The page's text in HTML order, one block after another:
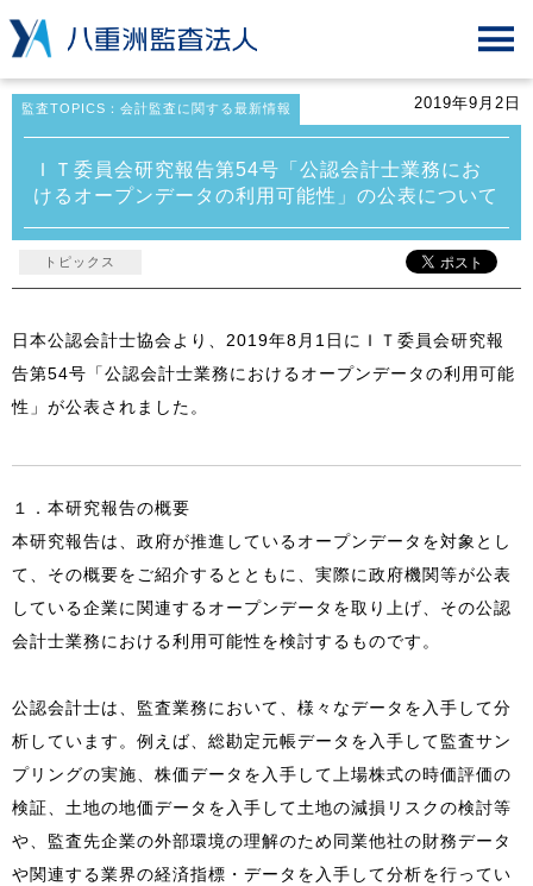
監査TOPICS：会計監査に関する最新情報 2019年9月2日
ＩＴ委員会研究報告第54号「公認会計士業務にお
けるオープンデータの利用可能性」の公表について
トピックス
日本公認会計士協会より、2019年8月1日にＩＴ委員会研究報
告第54号「公認会計士業務におけるオープンデータの利用可能
性」が公表されました。
１．本研究報告の概要
本研究報告は、政府が推進しているオープンデータを対象とし
て、その概要をご紹介するとともに、実際に政府機関等が公表
している企業に関連するオープンデータを取り上げ、その公認
会計士業務における利用可能性を検討するものです。
公認会計士は、監査業務において、様々なデータを入手して分
析しています。例えば、総勘定元帳データを入手して監査サン
プリングの実施、株価データを入手して上場株式の時価評価の
検証、土地の地価データを入手して土地の減損リスクの検討等
や、監査先企業の外部環境の理解のため同業他社の財務データ
や関連する業界の経済指標・データを入手して分析を行ってい